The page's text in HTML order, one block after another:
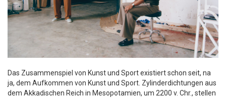
Das Zusammenspiel von Kunst und Sport existiert schon seit, na
ja, dem Aufkommen von Kunst und Sport. Zylinderdichtungen aus
dem Akkadischen Reich in Mesopotamien, um 2200 v. Chr., stellen